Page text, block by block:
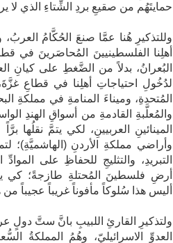
حمايتَهُم من صقيعِ بردِ الشِّتاءِ الذي لا
​وللتذكيرِ هُنا عمَّا صنعَ الحُكَّامُ العربُ،
أهلِنا الفلسطينيينَ المُحاصَرينَ في
البُعرانُ، بدلاً من الضَّغطِ على كيانِ
لدُخُولِ احتياجاتِ أهلِنا في قطاعِ
المُتحدةِ، وميناءَ المنامةِ في مملكةِ
والمُعلَّبةِ القادمةِ من أسواقِ الهندِ
المينائينِ العربيينِ، لكي يتمَّ نقلُها
وأراضي مملكةِ الأردنِ (الهاشميَّةِ)؛
التبريدِ، والتثليجِ للحفاظِ على
أرضِ فلسطينَ المُحتلةِ طازجةً؛ كي
أليس هذا سُلوكاً مأفوناً غريباً عجيباً
​ولتذكيرِ القارئِ اللبيبِ بانَّ ستَّ دولٍ
العدوِّ الاسرائيليّ، وهُمُ المملكةُ